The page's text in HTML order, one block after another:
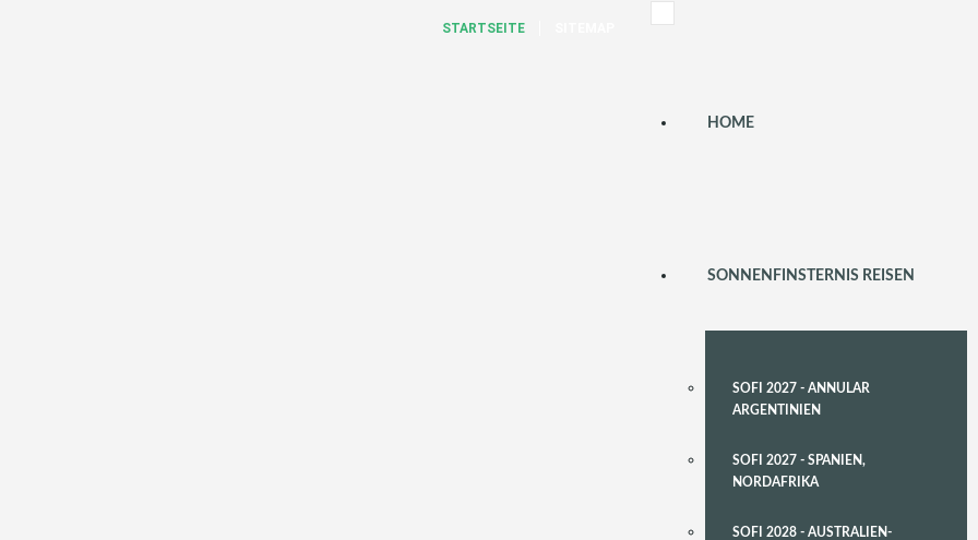
HOME
SONNENFINSTERNIS REISEN
SOFI 2027 - ANNULAR
ARGENTINIEN
SOFI 2027 - SPANIEN,
NORDAFRIKA
SOFI 2028 - AUSTRALIEN-
STARTSEITE